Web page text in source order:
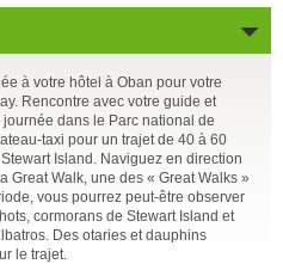
à votre hôtel à Oban pour votre
Rencontre avec votre guide et
dans le Parc national de
taxi pour un trajet de 40 à 60
Island. Naviguez en direction
Great Walk, une des « Great Walks »
vous pourrez peut-être observer
cormorans de Stewart Island et
Des otaries et dauphins
le trajet.